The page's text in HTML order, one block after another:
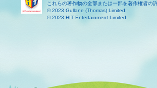
これらの著作物の全部または一部を著作権者の
© 2023 Gullane (Thomas) Limited.
© 2023 HIT Entertainment Limited.